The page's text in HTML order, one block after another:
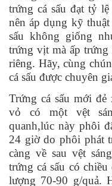
trứng cá sấu đạt tỷ
nên áp dụng kỹ
sấu không giống
trứng vịt mà ấp trứng
riêng. Hãy, cùng
cá sấu được chuyên
Trứng cá sấu mới
vỏ có một vệt
quanh,lúc này phôi
24 giờ do phôi phát
càng về sau vệt
trứng cá sấu có
lượng 70-90 g/quả.